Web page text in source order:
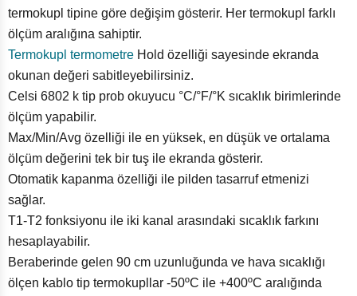
termokupl tipine göre değişim gösterir. Her termokupl farklı
ölçüm aralığına sahiptir.
Termokupl termometre Hold özelliği sayesinde ekranda
okunan değeri sabitleyebilirsiniz.
Celsi 6802 k tip prob okuyucu °C/°F/°K sıcaklık birimlerinde
ölçüm yapabilir.
Max/Min/Avg özelliği ile en yüksek, en düşük ve ortalama
ölçüm değerini tek bir tuş ile ekranda gösterir.
Otomatik kapanma özelliği ile pilden tasarruf etmenizi
sağlar.
T1-T2 fonksiyonu ile iki kanal arasındaki sıcaklık farkını
hesaplayabilir.
Beraberinde gelen 90 cm uzunluğunda ve hava sıcaklığı
ölçen kablo tip termokupllar -50ºC ile +400ºC aralığında